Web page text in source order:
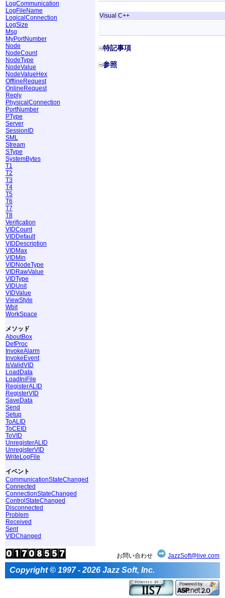
LogCommunication
LogFileName
LogicalConnection
LogSize
Msg
MyPortNumber
Node
NodeCount
NodeType
NodeValue
NodeValueHex
OfflineRequest
OnlineRequest
Reply
PhysicalConnection
PortNumber
PType
Server
SessionID
SML
Stream
SType
SystemBytes
T1
T2
T3
T4
T5
T6
T7
T8
Verification
VIDCount
VIDDefault
VIDDescription
VIDMax
VIDMin
VIDNodeType
VIDRawValue
VIDType
VIDUnit
VIDValue
ViewStyle
Wbit
WorkSpace
メソッド
AboutBox
DefProc
InvokeAlarm
InvokeEvent
IsValidVID
LoadData
LoadIniFile
RegisterALID
RegisterVID
SaveData
Send
Setup
ToALID
ToCEID
ToVID
UnregisterALID
UnregisterVID
WriteLogFile
イベント
CommunicationStateChanged
Connected
ConnectionStateChanged
ControlStateChanged
Disconnected
Problem
Received
Sent
VIDChanged
Visual C++
特記事項
参照
お問い合わせ JazzSoft@live.com
Copyright © 1997 - 2026 Jazz Soft, Inc.